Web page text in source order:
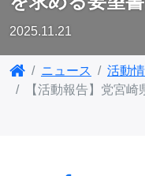
2025.11.21
ニュース
活動
【活動報告】党宮